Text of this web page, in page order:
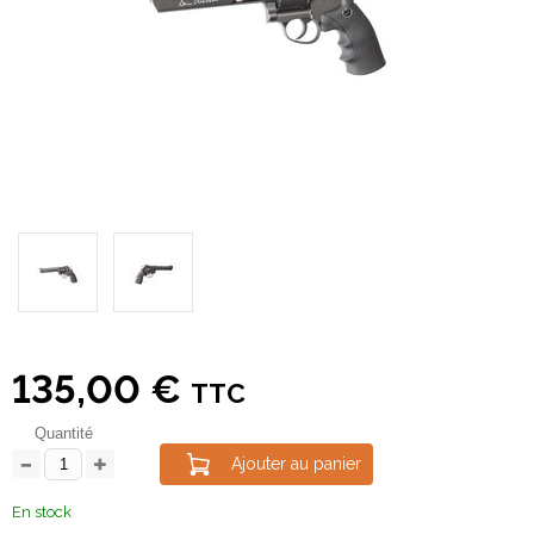
135,00 € TTC
Quantité
Ajouter au panier
En stock